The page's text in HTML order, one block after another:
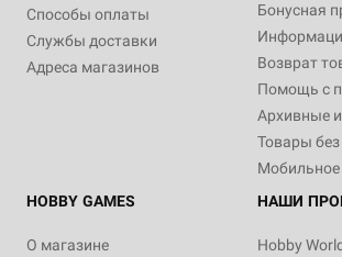
Способы оплаты
Службы доставки
Адреса магазинов
Бонусная
Возврат
Помощь с
Архивные
Товары
HOBBY GAMES
О магазине
НАШИ
Hobby